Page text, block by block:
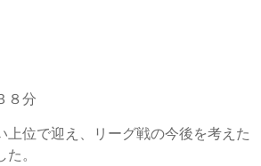
８分
位で迎え、リーグ戦の今後を考えた
。